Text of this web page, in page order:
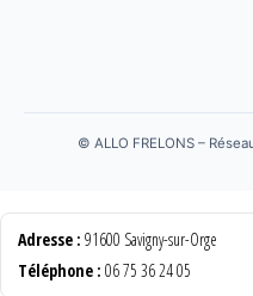
© ALLO FRELONS –
Adresse : 91600 Savigny-sur-Orge
Téléphone : 06 75 36 24 05